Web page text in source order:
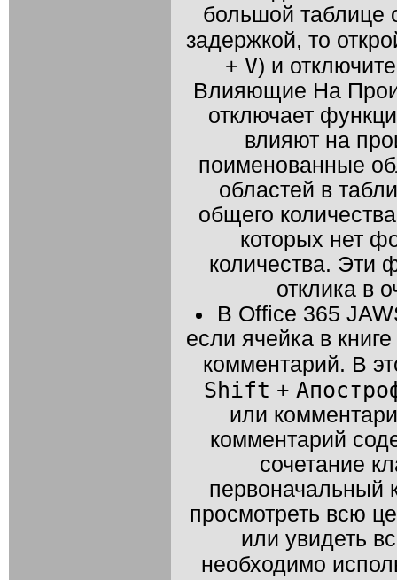
большой таблице
задержкой, то
+ V) и
Влияющие На
отключает
влияют на
поименованные
областей в
общего
которых нет
количества. Эти
отклика в
В Office 365
если ячейка в
комментарий. В
Shift +
или
комментарий
сочетание
первоначальный
просмотреть всю
или увидеть
необходимо